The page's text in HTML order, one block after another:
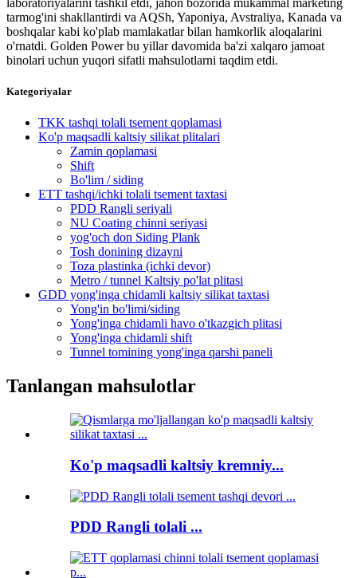
laboratoriyalarini tashkil etdi, jahon bozorida mukammal marketing
tarmog'ini shakllantirdi va AQSh, Yaponiya, Avstraliya, Kanada va
boshqalar kabi ko'plab mamlakatlar bilan hamkorlik aloqalarini
o'rnatdi. Golden Power bu yillar davomida ba'zi xalqaro jamoat
binolari uchun yuqori sifatli mahsulotlarni taqdim etdi.
Kategoriyalar
TKK tashqi tolali tsement qoplamasi
Ko'p maqsadli kaltsiy silikat plitalari
Zamin qoplamasi
Shift
Bo'lim / siding
ETT tashqi/ichki tolali tsement taxtasi
PDD Rangli seriyali
NU Coating chinni seriyasi
yog'och don Siding Plank
Tosh donining dizayni
Toza plastinka (ichki devor)
Metro / tunnel Kaltsiy po'lat plitasi
GDD yong'inga chidamli kaltsiy silikat taxtasi
Yong'in bo'limi/siding
Yong'inga chidamli havo o'tkazgich plitasi
Yong'inga chidamli shift
Tunnel tomining yong'inga qarshi paneli
Tanlangan mahsulotlar
Ko'p maqsadli kaltsiy kremniy...
PDD Rangli tolali ...